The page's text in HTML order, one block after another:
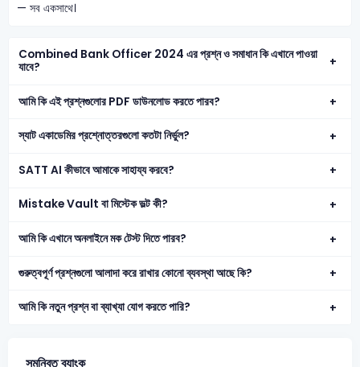
— সব একসাথে।
Combined Bank Officer 2024 এর প্রশ্ন ও সমাধান কি এখানে পাওয়া
যাবে?
আমি কি এই প্রশ্নগুলোর PDF ডাউনলোড করতে পারব?
স্যাট একাডেমির প্রশ্নোত্তরগুলো কতটা নির্ভুল?
SATT AI কীভাবে আমাকে সাহায্য করবে?
Mistake Vault বা মিস্টেক ভল্ট কী?
আমি কি এখানে অনলাইনে মক টেস্ট দিতে পারব?
গুরুত্বপূর্ণ প্রশ্নগুলো আলাদা করে রাখার কোনো ব্যবস্থা আছে কি?
আমি কি নতুন প্রশ্ন বা ব্যাখ্যা যোগ করতে পারি?